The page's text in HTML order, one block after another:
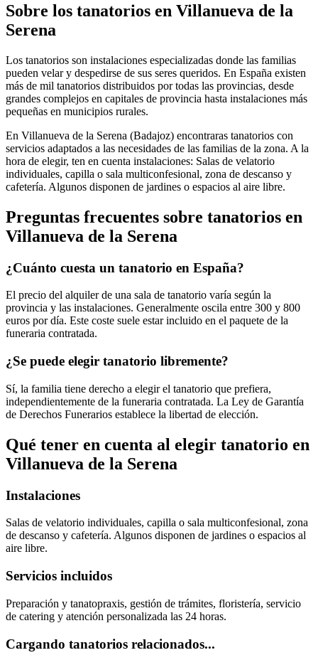
Sobre los tanatorios en Villanueva de la
Serena
Los tanatorios son instalaciones especializadas donde las familias
pueden velar y despedirse de sus seres queridos. En España existen
más de mil tanatorios distribuidos por todas las provincias, desde
grandes complejos en capitales de provincia hasta instalaciones más
pequeñas en municipios rurales.
En Villanueva de la Serena (Badajoz) encontraras tanatorios con
servicios adaptados a las necesidades de las familias de la zona. A la
hora de elegir, ten en cuenta instalaciones: Salas de velatorio
individuales, capilla o sala multiconfesional, zona de descanso y
cafetería. Algunos disponen de jardines o espacios al aire libre.
Preguntas frecuentes sobre tanatorios en
Villanueva de la Serena
¿Cuánto cuesta un tanatorio en España?
El precio del alquiler de una sala de tanatorio varía según la
provincia y las instalaciones. Generalmente oscila entre 300 y 800
euros por día. Este coste suele estar incluido en el paquete de la
funeraria contratada.
¿Se puede elegir tanatorio libremente?
Sí, la familia tiene derecho a elegir el tanatorio que prefiera,
independientemente de la funeraria contratada. La Ley de Garantía
de Derechos Funerarios establece la libertad de elección.
Qué tener en cuenta al elegir tanatorio en
Villanueva de la Serena
Instalaciones
Salas de velatorio individuales, capilla o sala multiconfesional, zona
de descanso y cafetería. Algunos disponen de jardines o espacios al
aire libre.
Servicios incluidos
Preparación y tanatopraxis, gestión de trámites, floristería, servicio
de catering y atención personalizada las 24 horas.
Cargando tanatorios relacionados...